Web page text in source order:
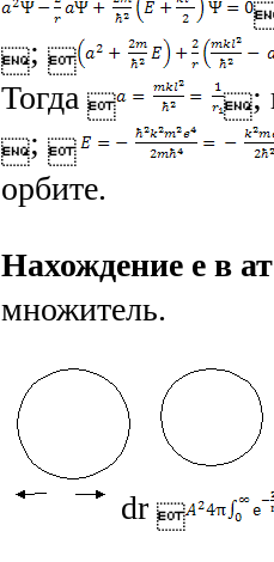
; 
Тогда  ;
; 
орбите.
Нахождение е в
множитель.
dr 